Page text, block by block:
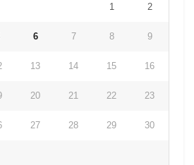
1 2
6 7 8 9
13 14 15 16
20 21 22 23
27 28 29 30